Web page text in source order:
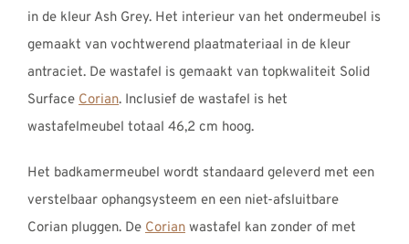
in de kleur Ash Grey. Het interieur van het ondermeubel is
gemaakt van vochtwerend plaatmateriaal in de kleur
antraciet. De wastafel is gemaakt van topkwaliteit Solid
Surface Corian. Inclusief de wastafel is het
wastafelmeubel totaal 46,2 cm hoog.
Het badkamermeubel wordt standaard geleverd met een
verstelbaar ophangsysteem en een niet-afsluitbare
Corian pluggen. De Corian wastafel kan zonder of met